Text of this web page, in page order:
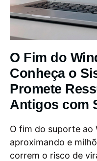
O Fim do
Conheça o
Promete
Antigos com
O fim do suporte ao
aproximando e
correm o risco de